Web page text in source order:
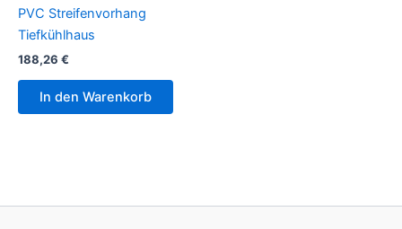
PVC Streifenvorhang
Tiefkühlhaus
188,26 €
In den Warenkorb